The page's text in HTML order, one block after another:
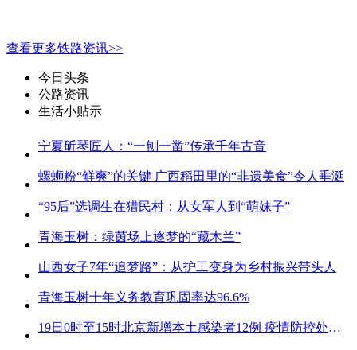
查看更多铁路资讯>>
今日头条
公路资讯
生活小贴示
宁夏斫琴匠人：“一刨一凿”传承千年古音
螺蛳粉“鲜爽”的关键 广西稻田里的“非遗美食”令人垂涎
“95后”选调生在猎民村：从女军人到“萌妹子”
青海玉树：绿茵场上逐梦的“藏木兰”
山西女子7年“追梦路”：从护工变身为乡村振兴带头人
青海玉树十年义务教育巩固率达96.6%
19日0时至15时北京新增本土感染者12例 疫情防控处关键时刻